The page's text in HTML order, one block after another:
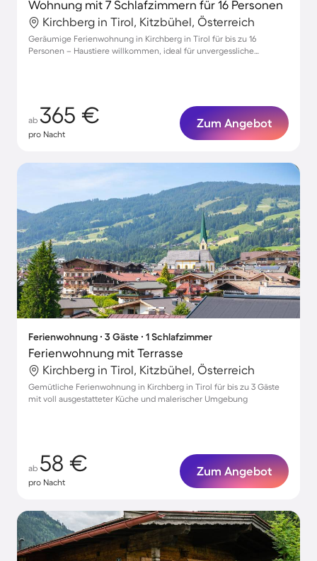
Wohnung mit 7 Schlafzimmern für 16 Personen
Kirchberg in Tirol, Kitzbühel, Österreich
Geräumige Ferienwohnung in Kirchberg in Tirol für bis zu 16
Personen – Haustiere willkommen, ideal für unvergessliche
ab 365 €
pro Nacht
Zum Angebot
Ferienwohnung ∙ 3 Gäste ∙ 1 Schlafzimmer
Ferienwohnung mit Terrasse
Kirchberg in Tirol, Kitzbühel, Österreich
Gemütliche Ferienwohnung in Kirchberg in Tirol für bis zu 3 Gäste
mit voll ausgestatteter Küche und malerischer Umgebung
ab 58 €
pro Nacht
Zum Angebot